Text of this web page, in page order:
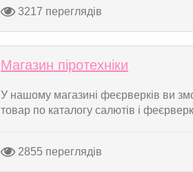
3217 переглядів
Магазин піротехніки
У нашому магазині феєрверків ви
товар по каталогу салютів і
2855 переглядів